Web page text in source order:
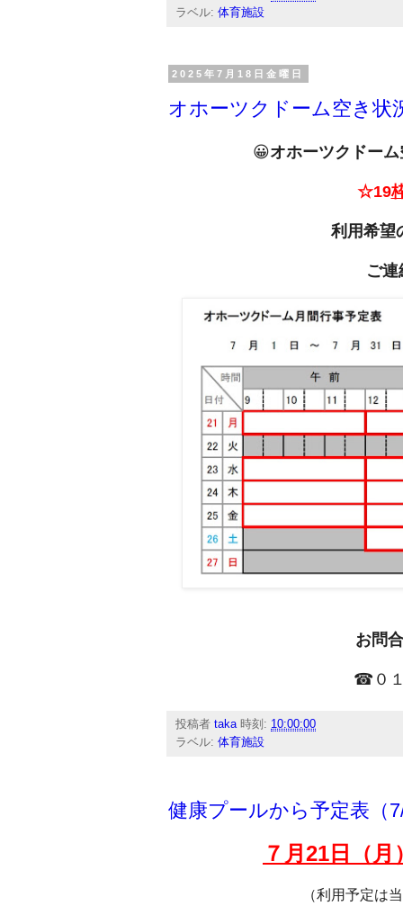
ラベル: 体育施設
2025年7月18日金曜日
オホーツクドーム空き状
😀オホーツクドー
☆19
利用希望
ご
お問
☎０１
投稿者 taka 時刻: 10:00:00
ラベル: 体育施設
健康プールから予定表（
７月21 日（月
（利用予定は